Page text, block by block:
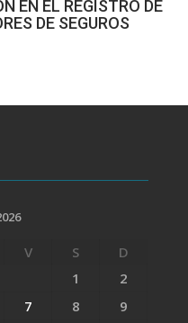
EN EL REGISTRO DE
DE SEGUROS
V S
D
1
2
7 8
9